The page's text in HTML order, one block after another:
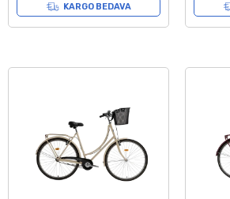
KARGO BEDAVA